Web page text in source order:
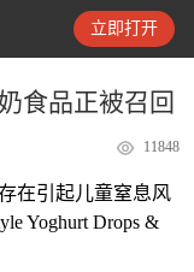
立即打开
食品正被召回
11848
在引起儿童窒息风
Yoghurt Drops &